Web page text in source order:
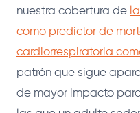
nuestra cobertura de
como predictor de
cardiorrespiratoria
patrón que sigue
de mayor impacto